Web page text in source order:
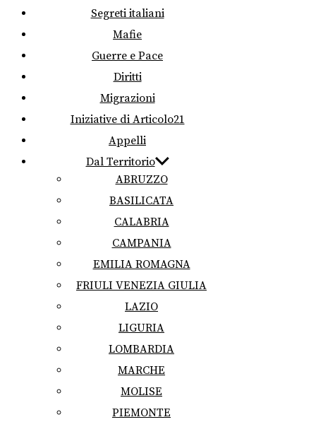
Segreti italiani
Mafie
Guerre e Pace
Diritti
Migrazioni
Iniziative di Articolo21
Appelli
Dal Territorio
ABRUZZO
BASILICATA
CALABRIA
CAMPANIA
EMILIA ROMAGNA
FRIULI VENEZIA GIULIA
LAZIO
LIGURIA
LOMBARDIA
MARCHE
MOLISE
PIEMONTE